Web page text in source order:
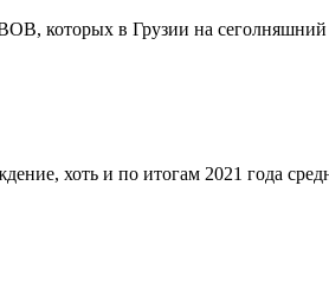
которых в Грузии на сеголняшний
хоть и по итогам 2021 года